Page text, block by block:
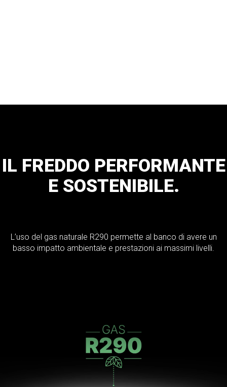
IL FREDDO PERFORMANTE
E SOSTENIBILE.
L’uso del gas naturale R290 permette al banco di avere un
basso impatto ambientale e prestazioni ai massimi livelli.